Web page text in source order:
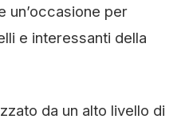
un’occasione per
e interessanti della
da un alto livello di